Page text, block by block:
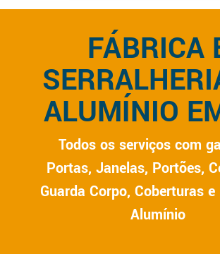
FÁBRICA
ALUMÍNIO
Todos os serviços com
Portas, Janelas, Portões,
Guarda Corpo, Coberturas e
Alumínio